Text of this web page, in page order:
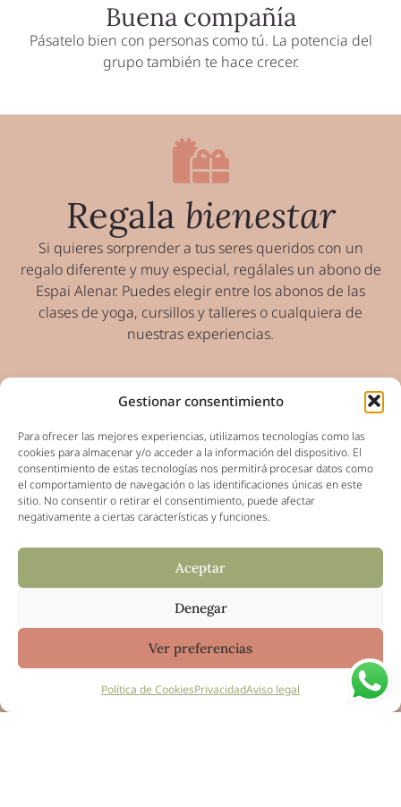
Gestionar consentimiento
Para ofrecer las mejores experiencias, utilizamos tecnologías como las
cookies para almacenar y/o acceder a la información del dispositivo. El
consentimiento de estas tecnologías nos permitirá procesar datos como
el comportamiento de navegación o las identificaciones únicas en este
sitio. No consentir o retirar el consentimiento, puede afectar
negativamente a ciertas características y funciones.
Aceptar
Denegar
Ver preferencias
Política de CookiesPrivacidadAviso legal
Buena compañía
Pásatelo bien con personas como tú. La potencia del
grupo también te hace crecer.
Regala bienestar
Si quieres sorprender a tus seres queridos con un
regalo diferente y muy especial, regálales un abono de
Espai Alenar. Puedes elegir entre los abonos de las
clases de yoga, cursillos y talleres o cualquiera de
nuestras experiencias.
Regala clases
Yoga, cursillos de ganchillo, talleres de
sueños... ¡Infórmate y regala una clase o
un abono!
Más información
Regala experiencias